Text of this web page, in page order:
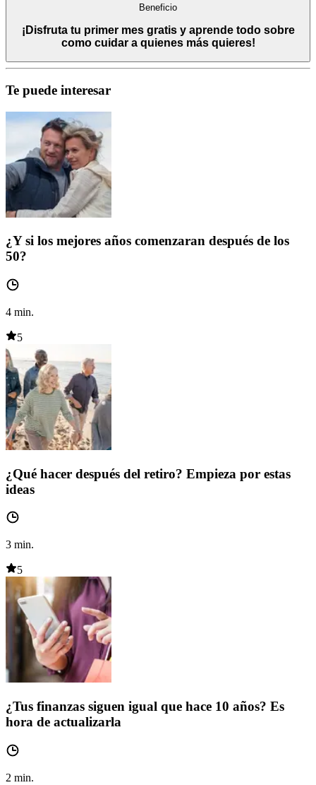
Beneficio
¡Disfruta tu primer mes gratis y aprende todo sobre
como cuidar a quienes más quieres!
Te puede interesar
¿Y si los mejores años comenzaran después de los
50?
4 min.
5
¿Qué hacer después del retiro? Empieza por estas
ideas
3 min.
5
¿Tus finanzas siguen igual que hace 10 años? Es
hora de actualizarla
2 min.